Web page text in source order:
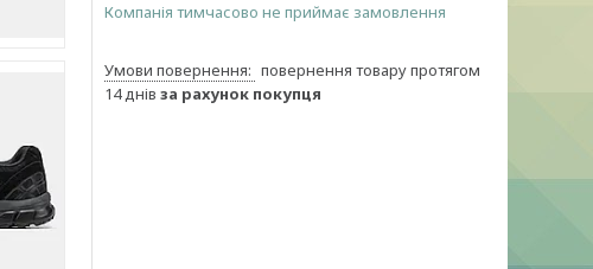
Компанія тимчасово не приймає замовлення
повернення товару протягом
14 днів за рахунок покупця